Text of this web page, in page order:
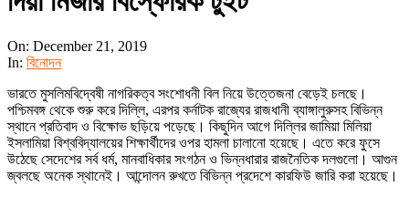
On: December 21, 2019
In: বিনোদন
ভারতে মুসলিমবিদ্বেষী নাগরিকত্ব সংশোধনী বিল নিয়ে উত্তেজনা বেড়েই চলছে।
পশ্চিমবঙ্গ থেকে শুরু করে দিল্লি, এরপর কর্নাটক রাজ্যের রাজধানী ব্যাঙ্গালুরুসহ বিভিন্ন
স্থানে প্রতিবাদ ও বিক্ষোভ ছড়িয়ে পড়েছে। কিছুদিন আগে দিল্লির জামিয়া মিলিয়া
ইসলামিয়া বিশ্ববিদ্যালয়ের শিক্ষার্থীদের ওপর হামলা চালানো হয়েছে। এতে করে ফুসে
উঠেছে সেদেশের সর্ব ধর্ম, মানবাধিকার সংগঠন ও ভিন্নধারার রাজনৈতিক দলগুলো। আগুন
জ্বলছে অনেক স্থানেই। আন্দোলন রুখতে বিভিন্ন প্রদেশে কারফিউ জারি করা হয়েছে।